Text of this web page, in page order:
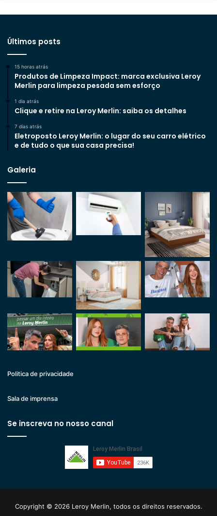
Últimos posts
15 horas atrás
Produtos de Limpeza Impact: marca exclusiva Leroy
Merlin para limpeza pesada sem esforço
1 dia atrás
Clique e retire na Leroy Merlin: saiba os detalhes
7 dias atrás
Eletroposto Leroy Merlin: o lugar do seu carro elétrico
e de tudo o que sua casa precisa!
Galeria
Politica de privacidade
Sala de imprensa
Se inscreva no nosso canal
Copyright © 2026 Leroy Merlin, todos os direitos reservados.